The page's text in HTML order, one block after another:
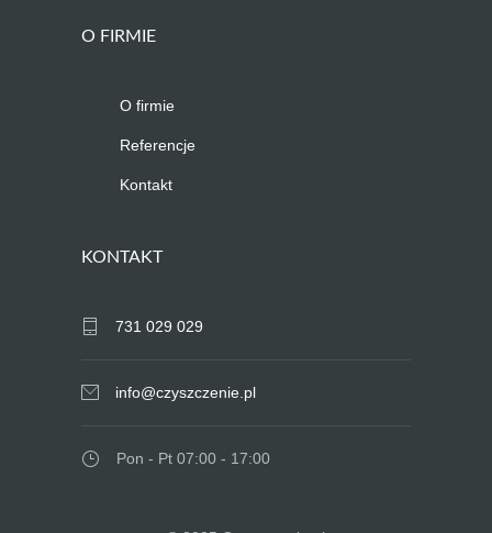
O FIRMIE
O firmie
Referencje
Kontakt
KONTAKT
731 029 029
info@czyszczenie.pl
Pon - Pt 07:00 - 17:00